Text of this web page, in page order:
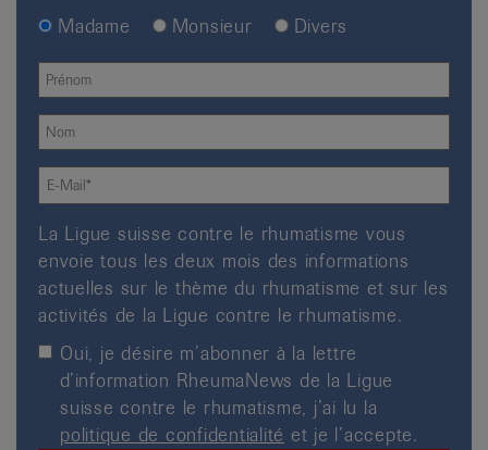
Madame Monsieur Divers
La Ligue suisse contre le rhumatisme vous
envoie tous les deux mois des informations
actuelles sur le thème du rhumatisme et sur les
activités de la Ligue contre le rhumatisme.
Oui, je désire m’abonner à la lettre
d’information RheumaNews de la Ligue
suisse contre le rhumatisme, j’ai lu la
politique de confidentialité et je l’accepte.